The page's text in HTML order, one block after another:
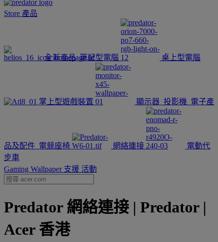
Store 產品
全新產品 筆記型電腦 桌上型電腦
掌上型遊戲裝置 顯示器 投影機 電子產
品及配件 電競座椅 網絡連接
電動代
步車
Gaming Wallpaper 支援 活動
Predator 網絡連接 | Predator |
Acer 香港